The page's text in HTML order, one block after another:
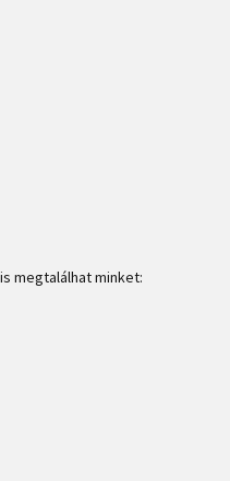
megtalálhat minket: